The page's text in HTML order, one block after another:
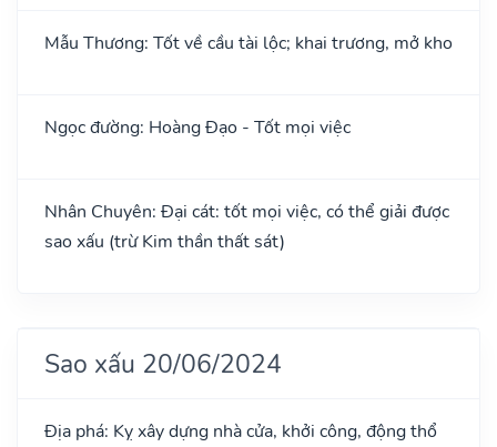
Mẫu Thương: Tốt về cầu tài lộc; khai trương, mở kho
Ngọc đường: Hoàng Đạo - Tốt mọi việc
Nhân Chuyên: Đại cát: tốt mọi việc, có thể giải được
sao xấu (trừ Kim thần thất sát)
Sao xấu 20/06/2024
Địa phá: Kỵ xây dựng nhà cửa, khởi công, động thổ